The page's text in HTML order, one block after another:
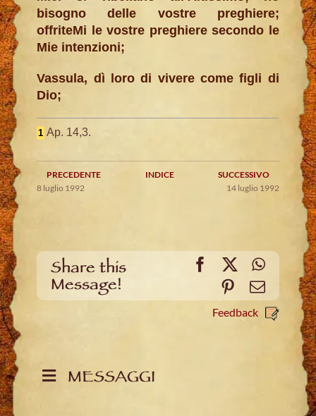
bisogno delle vostre preghiere;
offriteMi le vostre preghiere secondo le
Mie intenzioni;
Vassula, dì loro di vivere come figli di
Dio;
1 Ap. 14,3.
PRECEDENTE INDICE
SUCCESSIVO
8 luglio 1992
14 luglio 1992
Share this
Message!
Facebook
X
PinterestEmail
Feedback
MESSAGGI